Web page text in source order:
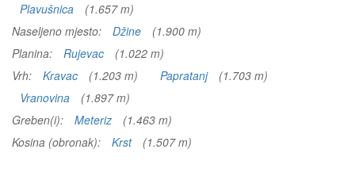
Plavušnica
(1.657 m)
Naseljeno mjesto:
Džine
(1.900 m)
Planina:
Rujevac
(1.022 m)
Vrh:
Kravac (1.203 m) Papratanj
(1.703 m)
Vranovina
(1.897 m)
Greben(i):
Meteriz
(1.463 m)
Kosina (obronak):
Krst (1.507 m)